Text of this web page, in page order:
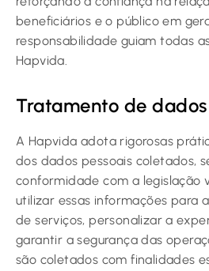
beneficiários e o público em
responsabilidade guiam todas
Hapvida.
Tratamento de
A Hapvida adota rigorosas
dos dados pessoais coletados,
conformidade com a legislação
utilizar essas informações para
de serviços, personalizar a
garantir a segurança das
são coletados com finalidades